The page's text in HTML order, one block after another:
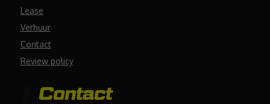
Lease
Verhuur
Contact
Review policy
Contact